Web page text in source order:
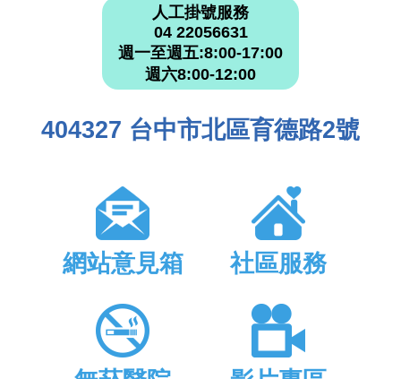
人工掛號服務
04 22056631
週一至週五:8:00-17:00
週六8:00-12:00
404327 台中市北區育德路2號
網站意見箱 社區服務